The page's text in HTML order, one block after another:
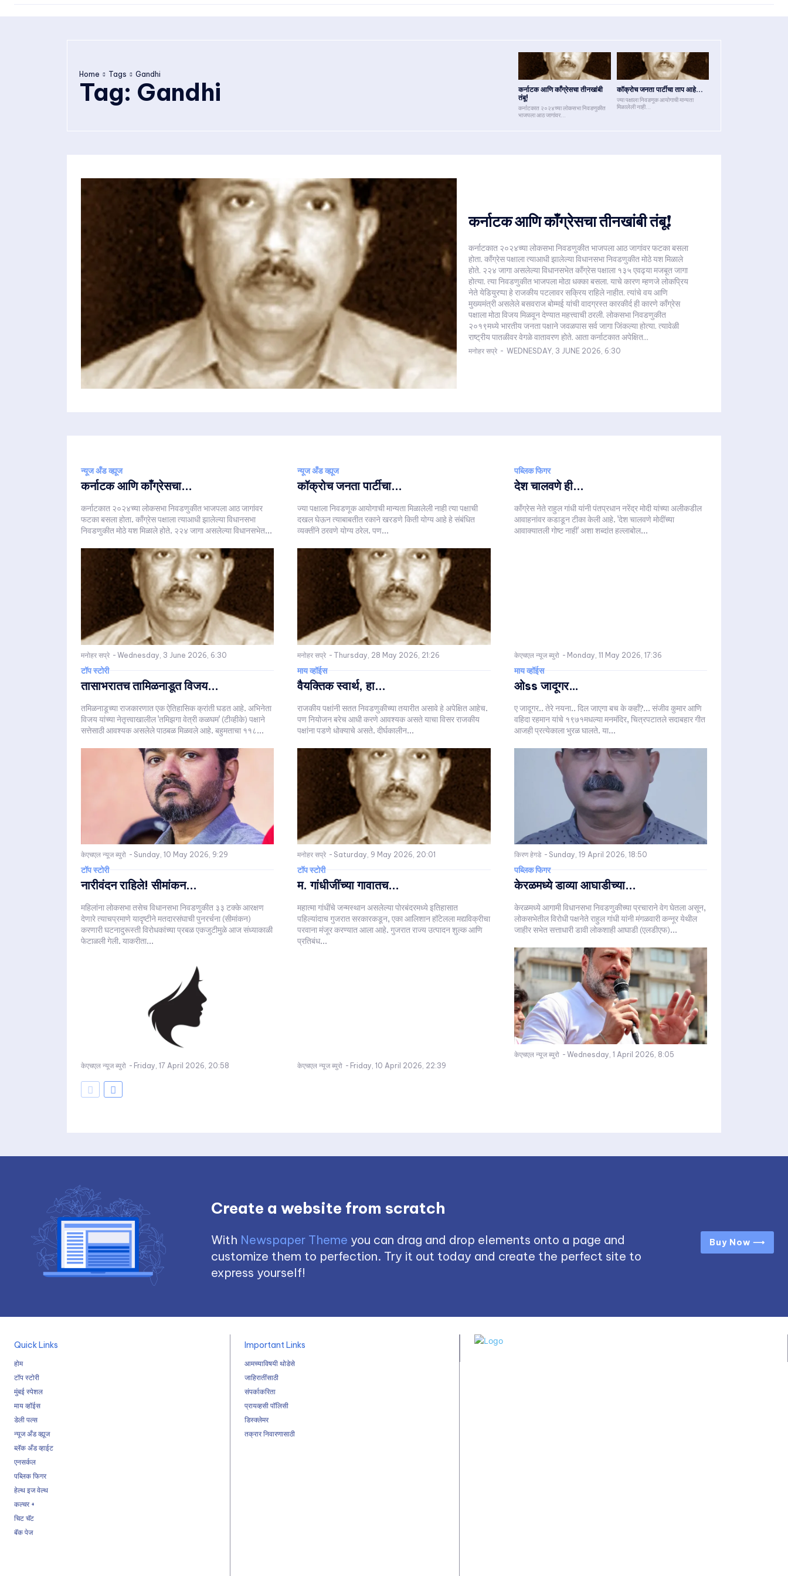
Home Tags Gandhi
Tag: Gandhi
कर्नाटक आणि काँग्रेसचा तीनखांबी
तंबू!
कर्नाटकात २०२४च्या लोकसभा निवडणुकीत
भाजपला आठ जागांवर...
कॉक्रोच जनता पार्टीचा ताप आहे...
ज्या पक्षाला निवडणूक आयोगाची मान्यता
मिळालेली नाही...
कर्नाटक आणि काँग्रेसचा तीनखांबी तंबू!
कर्नाटकात २०२४च्या लोकसभा निवडणुकीत भाजपला आठ जागांवर फटका बसला
होता. काँग्रेस पक्षाला त्याआधी झालेल्या विधानसभा निवडणुकीत मोठे यश मिळाले
होते. २२४ जागा असलेल्या विधानसभेत काँग्रेस पक्षाला १३५ एवढ्या मजबूत जागा
होत्या. त्या निवडणुकीत भाजपला मोठा धक्का बसला. याचे कारण म्हणजे लोकप्रिय
नेते येडियुरप्पा हे राजकीय पटलावर सक्रिय राहिले नाहीत. त्यांचे वय आणि
मुख्यमंत्री असलेले बसवराज बोम्मई यांची वादग्रस्त कारकीर्द ही कारणे काँग्रेस
पक्षाला मोठा विजय मिळवून देण्यात महत्त्वाची ठरली. लोकसभा निवडणुकीत
२०१९मध्ये भारतीय जनता पक्षाने जवळपास सर्व जागा जिंकल्या होत्या. त्यावेळी
राष्ट्रीय पातळीवर वेगळे वातावरण होते. आता कर्नाटकात अपेक्षित...
मनोहर सप्रे - WEDNESDAY, 3 JUNE 2026, 6:30
न्यूज अँड व्ह्यूज
कर्नाटक आणि काँग्रेसचा...
कर्नाटकात २०२४च्या लोकसभा निवडणुकीत भाजपला आठ जागांवर
फटका बसला होता. काँग्रेस पक्षाला त्याआधी झालेल्या विधानसभा
निवडणुकीत मोठे यश मिळाले होते. २२४ जागा असलेल्या विधानसभेत...
मनोहर सप्रे - Wednesday, 3 June 2026, 6:30
न्यूज अँड व्ह्यूज
कॉक्रोच जनता पार्टीचा...
ज्या पक्षाला निवडणूक आयोगाची मान्यता मिळालेली नाही त्या पक्षाची
दखल घेऊन त्याबाबतीत रकाने खरडणे किती योग्य आहे हे संबंधित
व्यक्तींने ठरवणे योग्य ठरेल. पण...
मनोहर सप्रे - Thursday, 28 May 2026, 21:26
पब्लिक फिगर
देश चालवणे ही...
काँग्रेस नेते राहुल गांधी यांनी पंतप्रधान नरेंद्र मोदी यांच्या अलीकडील
आवाहनांवर कडाडून टीका केली आहे. 'देश चालवणे मोदींच्या
आवाक्यातली गोष्ट नाही' अशा शब्दांत हल्लाबोल...
केएचएल न्यूज ब्युरो - Monday, 11 May 2026, 17:36
टॉप स्टोरी
तासाभरातच तामिळनाडूत विजय...
तमिळनाडूच्या राजकारणात एक ऐतिहासिक क्रांती घडत आहे. अभिनेता
विजय यांच्या नेतृत्त्वाखालील 'तमिझगा वेत्री कळघम' (टीव्हीके) पक्षाने
सत्तेसाठी आवश्यक असलेले पाठबळ मिळवले आहे. बहुमताचा ११८...
केएचएल न्यूज ब्युरो - Sunday, 10 May 2026, 9:29
माय व्हॉईस
वैयक्तिक स्वार्थ, हा...
राजकीय पक्षांनी सतत निवडणुकीच्या तयारीत असावे हे अपेक्षित आहेच.
पण नियोजन बरेच आधी करणे आवश्यक असते याचा विसर राजकीय
पक्षांना पडणे धोक्याचे असते. दीर्घकालीन...
मनोहर सप्रे - Saturday, 9 May 2026, 20:01
माय व्हॉईस
ओss जादूगर…
ए जादूगर.. तेरे नयना.. दिल जाएगा बच के कहाँ?... संजीव कुमार आणि
वहिदा रहमान यांचे १९७१मधल्या मनमंदिर, चित्रपटातले सदाबहार गीत
आजही प्रत्येकाला भुरळ घालते. या...
किरण हेगडे - Sunday, 19 April 2026, 18:50
टॉप स्टोरी
नारीवंदन राहिले! सीमांकन...
महिलांना लोकसभा तसेच विधानसभा निवडणुकीत ३३ टक्के आरक्षण
देणारे त्याचप्रमाणे यादृष्टीने मतदारसंघाची पुनरर्चना (सीमांकन)
करणारी घटनादुरूस्ती विरोधकांच्या प्रबळ एकजुटीमुळे आज संध्याकाळी
फेटाळली गेली. याकरीता...
केएचएल न्यूज ब्युरो - Friday, 17 April 2026, 20:58
टॉप स्टोरी
म. गांधीजींच्या गावातच...
महात्मा गांधींचे जन्मस्थान असलेल्या पोरबंदरमध्ये इतिहासात
पहिल्यांदाच गुजरात सरकारकडून, एका आलिशान हॉटेलला मद्यविक्रीचा
परवाना मंजूर करण्यात आला आहे. गुजरात राज्य उत्पादन शुल्क आणि
प्रतिबंध...
केएचएल न्यूज ब्युरो - Friday, 10 April 2026, 22:39
पब्लिक फिगर
केरळमध्ये डाव्या आघाडीच्या...
केरळमध्ये आगामी विधानसभा निवडणुकीच्या प्रचाराने वेग घेतला असून,
लोकसभेतील विरोधी पक्षनेते राहुल गांधी यांनी मंगळवारी कन्नूर येथील
जाहीर सभेत सत्ताधारी डावी लोकशाही आघाडी (एलडीएफ)...
केएचएल न्यूज ब्युरो - Wednesday, 1 April 2026, 8:05
Create a website from scratch
With Newspaper Theme you can drag and drop elements onto a page and
customize them to perfection. Try it out today and create the perfect site to
express yourself!
Buy Now ⟶
Quick Links
होम
टॉप स्टोरी
मुंबई स्पेशल
माय व्हॉईस
डेली पल्स
न्यूज अँड व्ह्यूज
ब्लॅक अँड व्हाईट
एनसर्कल
पब्लिक फिगर
हेल्थ इज वेल्थ
कल्चर +
चिट चॅट
बॅक पेज
Important Links
आमच्याविषयी थोडेसे
जाहिरातींसाठी
संपर्काकरिता
प्रायव्हसी पॉलिसी
डिस्क्लेमर
तक्रार निवारणासाठी